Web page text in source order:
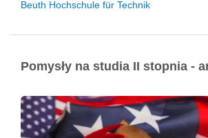
Beuth Hochschule für Technik
Pomysły na studia II stopnia -